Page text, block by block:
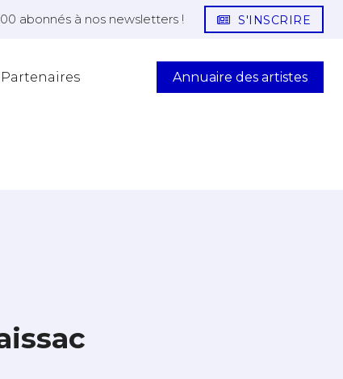
abonnés à nos newsletters ! S'INSCRIRE
Partenaires Annuaire des artistes